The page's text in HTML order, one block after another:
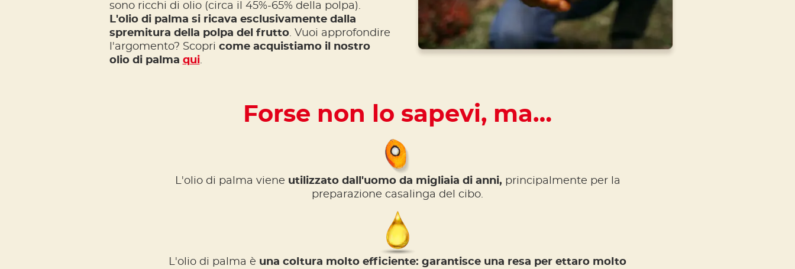
sono ricchi di olio (circa il 45%-65% della polpa).
L'olio di palma si ricava esclusivamente dalla
spremitura della polpa del frutto. Vuoi approfondire
l'argomento? Scopri come acquistiamo il nostro
olio di palma qui.
Forse non lo sapevi, ma…
L'olio di palma viene utilizzato dall'uomo da migliaia di anni, principalmente per la
preparazione casalinga del cibo.
L'olio di palma è una coltura molto efficiente: garantisce una resa per ettaro molto